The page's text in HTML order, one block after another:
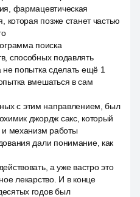
фармацевтическая
которая позже станет частью
поиска
способных подавлять
попытка сделать ещё 1
вмешаться в сам
с этим направлением, был
джордж сакс, который
и механизм работы
дали понимание, как
а уже вастро это
лекарство. И в конце
годов был